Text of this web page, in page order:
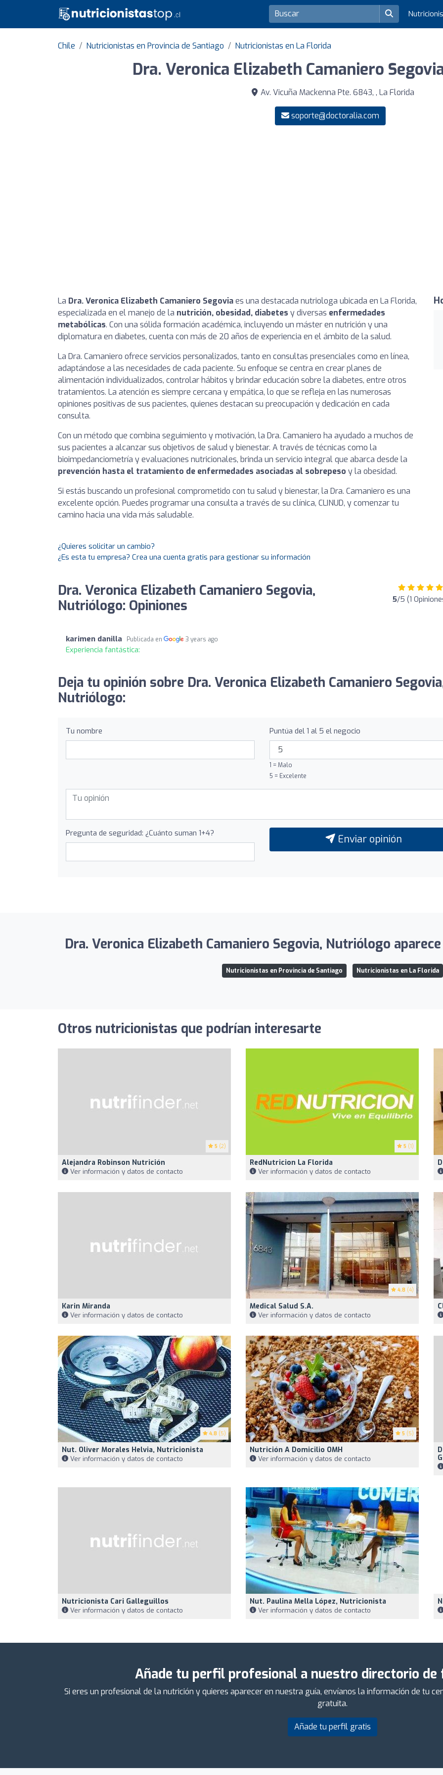
Chile Nutricionistas en Provincia de Santiago Nutricionistas en La Florida
Dra. Veronica Elizabeth Camaniero
Av. Vicuña Mackenna Pte. 6843, , La Florida
soporte@doctoralia.com
La Dra. Veronica Elizabeth Camaniero Segoviaes una destacada nutriologa ubicada en La Florida,
especializada en el manejo de la nutrición, obesidad, diabetes y diversas enfermedades
metabólicas. Con una sólida formación académica, incluyendo un máster en nutrición y una
diplomatura en diabetes, cuenta con más de 20 años de experiencia en el ámbito de la salud.
La Dra. Camaniero ofrece servicios personalizados, tanto en consultas presenciales como en línea,
adaptándose a las necesidades de cada paciente. Su enfoque se centra en crear planes de
alimentación individualizados, controlar hábitos y brindar educación sobre la diabetes, entre otros
tratamientos. La atención es siempre cercana y empática, lo que se refleja en las numerosas
opiniones positivas de sus pacientes, quienes destacan su preocupación y dedicación en cada
consulta.
Con un método que combina seguimiento y motivación, la Dra. Camaniero ha ayudado a muchos de
sus pacientes a alcanzar sus objetivos de salud y bienestar. A través de técnicas como la
bioimpedanciometría y evaluaciones nutricionales, brinda un servicio integral que abarca desde la
prevención hasta el tratamiento de enfermedades asociadas al sobrepeso y la obesidad.
Si estás buscando un profesional comprometido con tu salud y bienestar, la Dra. Camaniero es una
excelente opción. Puedes programar una consulta a través de su clínica, CLINUD, y comenzar tu
camino hacia una vida más saludable.
¿Quieres solicitar un cambio?
¿Es esta tu empresa? Crea una cuenta gratis para gestionar su información
Dra. Veronica Elizabeth Camaniero Segovia,
Nutriólogo: Opiniones
5/5 (1
karimen danilla Publicada en 3 years ago
Experiencia fantástica:
Deja tu opinión sobre Dra. Veronica Elizabeth Camaniero
Nutriólogo:
Tu nombre Puntúa del 1 al 5 el negocio
1 = Malo
5 = Excelente
Pregunta de seguridad: ¿Cuánto suman 1+4? Enviar opinión
Dra. Veronica Elizabeth Camaniero Segovia, Nutriólogo
Nutricionistas en Provincia de Santiago Nutricionistas en La Florida
Otros nutricionistas que podrían interesarte
5 (2)
Alejandra Robinson Nutrición
Ver información y datos de contacto
5 (1)
RedNutricion La Florida
Ver información y datos de contacto
Karin Miranda
Ver información y datos de contacto
4.8 (4)
Medical Salud S.A.
Ver información y datos de contacto
4.8 (5)
Nut. Oliver Morales Helvia, Nutricionista
Ver información y datos de contacto
5 (5)
Nutrición A Domicilio OMH
Ver información y datos de contacto
Nutricionista Cari Galleguillos
Ver información y datos de contacto
Nut. Paulina Mella López, Nutricionista
Ver información y datos de contacto
Añade tu perfil profesional a nuestro directorio
Si eres un profesional de la nutrición y quieres aparecer en nuestra guía, envíanos la información de tu
gratuita.
Añade tu perfil gratis